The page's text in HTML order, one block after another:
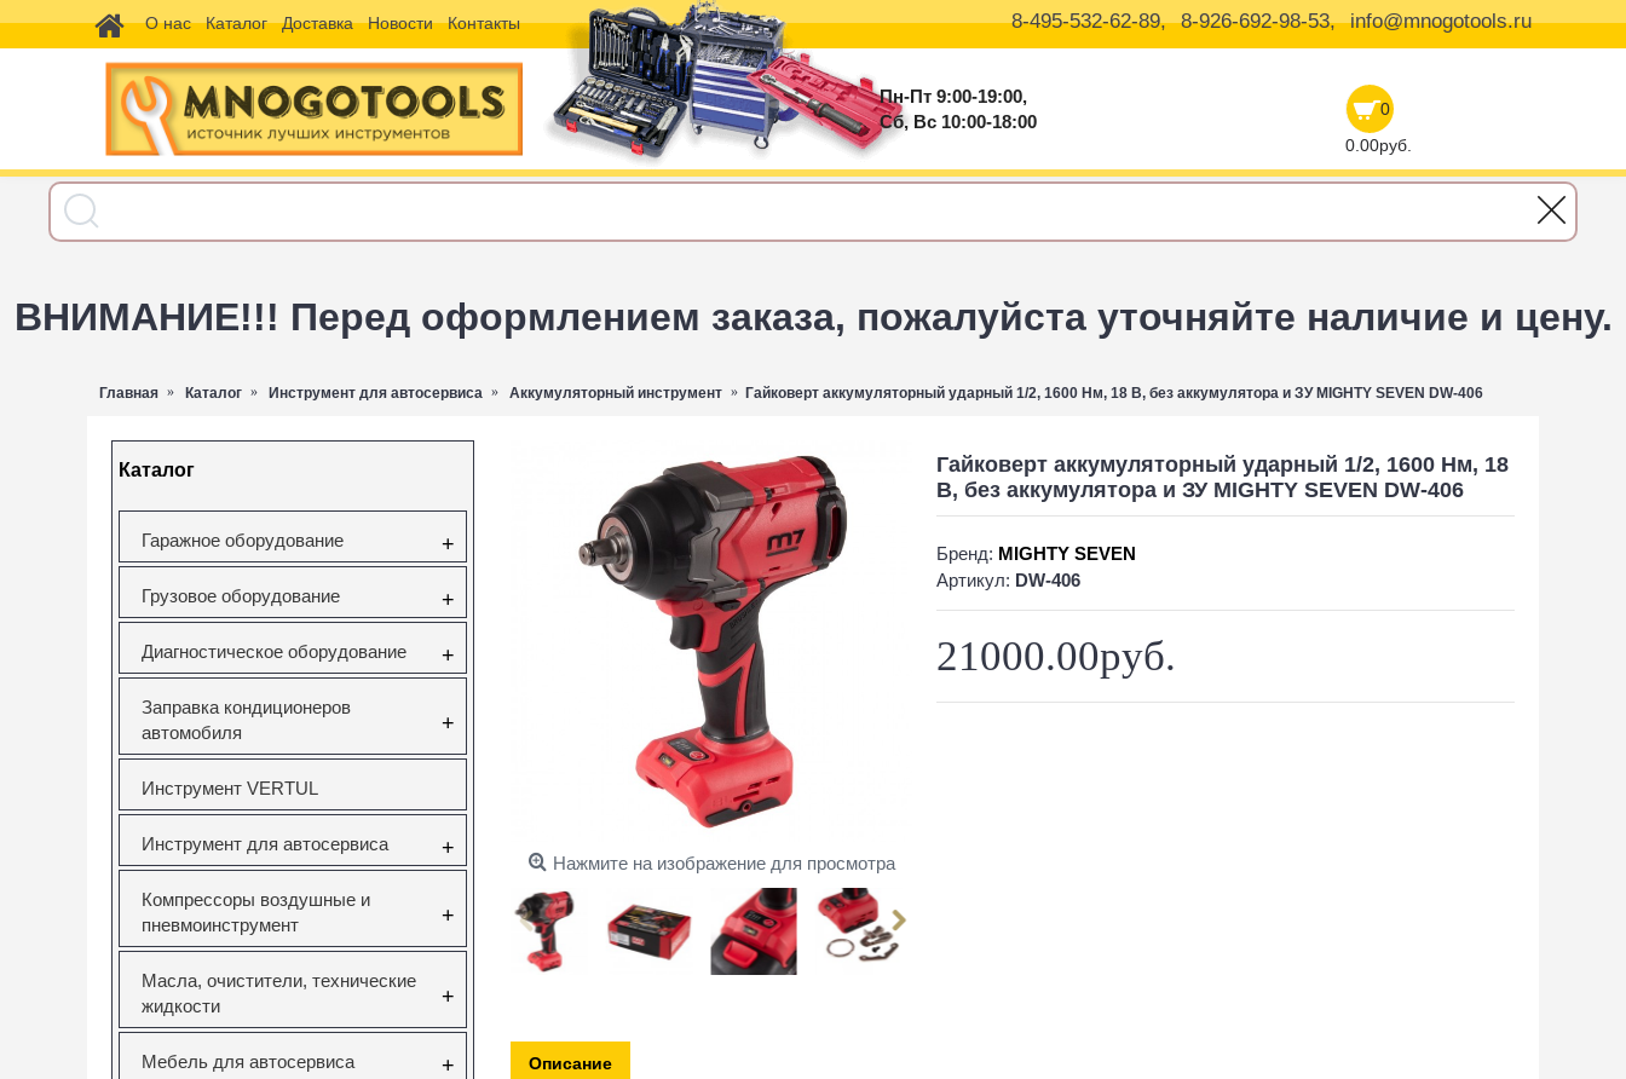
О нас Каталог Доставка Новости Контакты 8-495-532-62-89, 8-926-692-98-53, info@mnogotools.ru
Пн-Пт 9:00-19:00,
Сб, Вс 10:00-18:00
0
0.00руб.
ВНИМАНИЕ!!! Перед оформлением заказа, пожалуйста уточняйте наличие и цену.
Главная Каталог Инструмент для автосервиса Аккумуляторный инструмент Гайковерт аккумуляторный ударный 1/2, 1600 Нм, 18 В, без аккумулятора и ЗУ MIGHTY SEVEN DW-406
Каталог
Гаражное оборудование +
Грузовое оборудование +
Диагностическое оборудование +
Заправка кондиционеров
автомобиля
+
Инструмент VERTUL
Инструмент для автосервиса +
Компрессоры воздушные и
пневмоинструмент
+
Масла, очистители, технические
жидкости
+
Мебель для автосервиса +
Нажмите на изображение для просмотра
Гайковерт аккумуляторный ударный 1/2, 1600 Нм, 18
В, без аккумулятора и ЗУ MIGHTY SEVEN DW-406
Бренд: MIGHTY SEVEN
Артикул: DW-406
21000.00руб.
Описание